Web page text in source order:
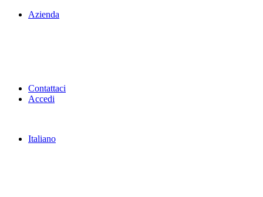
Azienda
Contattaci
Accedi
Italiano